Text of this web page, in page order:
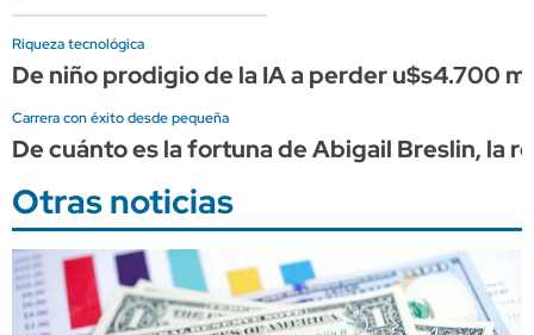
Riqueza tecnológica
De niño prodigio de la IA a perder u$s4.700
Carrera con éxito desde pequeña
De cuánto es la fortuna de Abigail Breslin, la
Otras noticias